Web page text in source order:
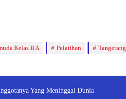
Kelas II A Pelatihan
Tangerang
Yang Meninggal Dunia